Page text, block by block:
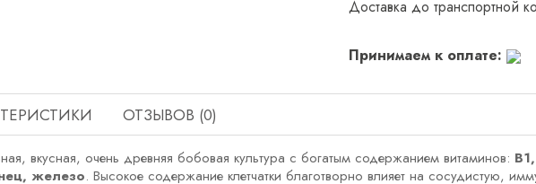
Доставка до транспортной
Принимаем к оплате:
ОТЗЫВОВ (0)
вкусная, очень древняя бобовая культура с богатым содержанием витаминов:
железо. Высокое содержание клетчатки благотворно влияет на сосудистую,